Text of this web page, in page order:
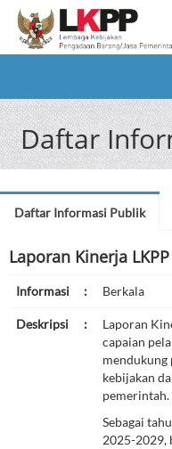
Daftar
Daftar Informasi Publik
Laporan Kinerja
Informasi : Berkala
Deskripsi :
Laporan
capaian
mendukung
kebijakan
pemerintah.
Sebagai
2025-2029,